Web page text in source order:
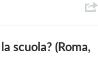
scuola? (Roma,